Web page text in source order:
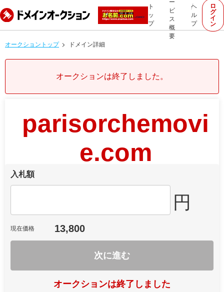
ト
ッ
プ
ー
ビ
ス
概
要
ヘ
ル
プ
ロ
グ
イ
ン
オークショントップ ドメイン詳細
オークションは終了しました。
parisorchemovi
e.com
入札額
円
現在価格 13,800
次に進む
オークションは終了しました